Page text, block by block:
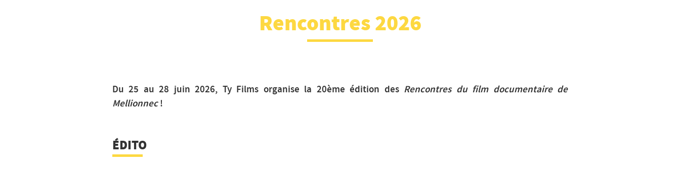
Rencontres 2026
Du 25 au 28 juin 2026, Ty Films organise la 20ème édition des Rencontres du film documentaire de
Mellionnec!
ÉDITO